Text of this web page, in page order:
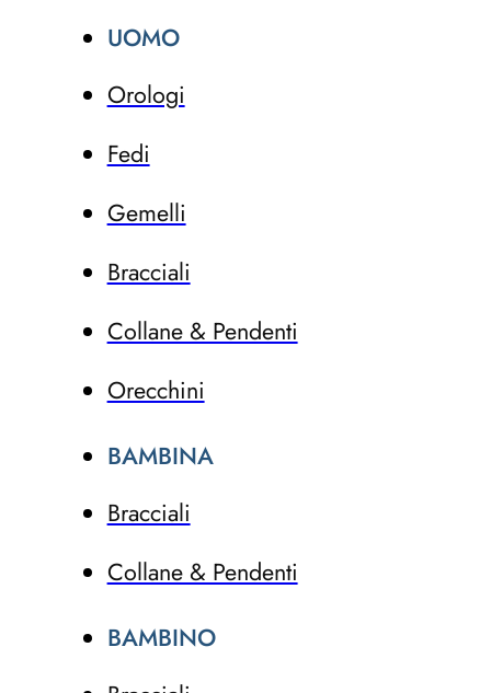
UOMO
Orologi
Fedi
Gemelli
Bracciali
Collane & Pendenti
Orecchini
BAMBINA
Bracciali
Collane & Pendenti
BAMBINO